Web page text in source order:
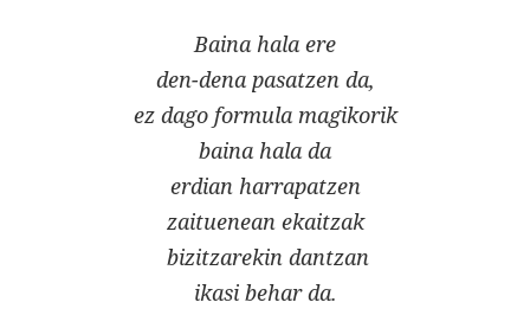
Baina hala ere
den-dena pasatzen da,
ez dago formula magikorik
baina hala da
erdian harrapatzen
zaituenean ekaitzak
bizitzarekin dantzan
ikasi behar da.